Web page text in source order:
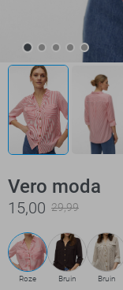
Vero moda
15,00 29,99
Roze Bruin Bruin